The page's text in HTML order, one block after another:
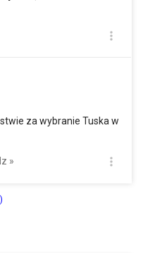
za wybranie Tuska w
»